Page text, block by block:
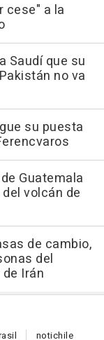
cese" a la
Saudí que su
no va
su puesta
Guatemala
volcán de
de cambio,
del
Irán
notichile